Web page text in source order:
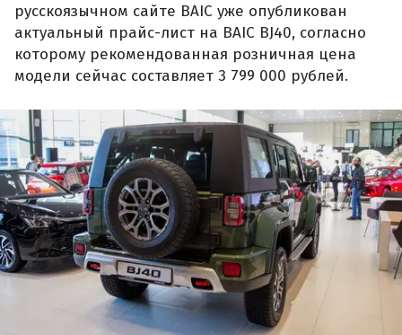
русскоязычном сайте BAIC уже опубликован
актуальный прайс-лист на BAIC BJ40, согласно
которому рекомендованная розничная цена
модели сейчас составляет 3 799 000 рублей.